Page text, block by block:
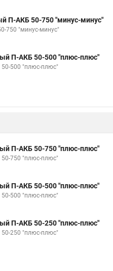
П-АКБ 50-750 "минус-минус"
750 "минус-минус"
П-АКБ 50-500 "плюс-плюс"
500 "плюс-плюс"
П-АКБ 50-750 "плюс-плюс"
750 "плюс-плюс"
П-АКБ 50-500 "плюс-плюс"
500 "плюс-плюс"
П-АКБ 50-250 "плюс-плюс"
250 "плюс-плюс"